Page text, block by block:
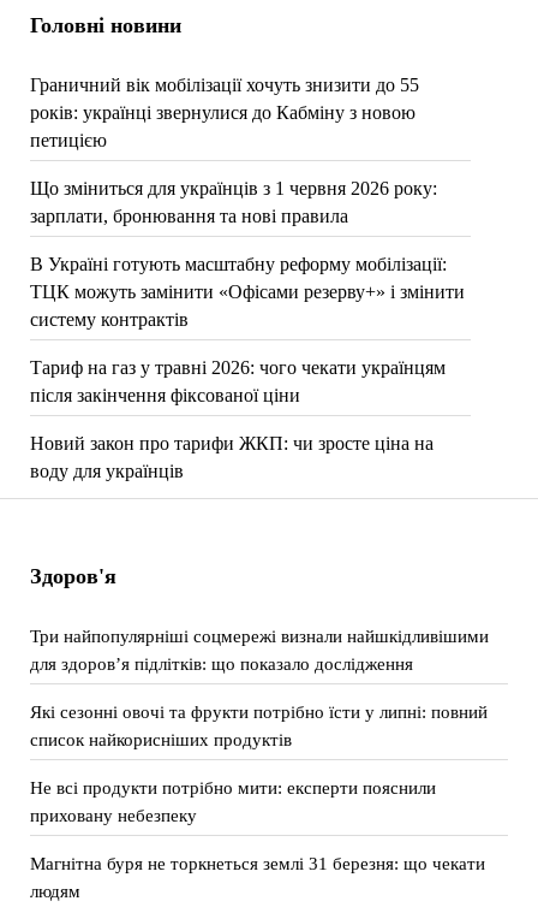
Головні новини
Граничний вік мобілізації хочуть знизити до 55
років: українці звернулися до Кабміну з новою
петицією
Що зміниться для українців з 1 червня 2026 року:
зарплати, бронювання та нові правила
В Україні готують масштабну реформу мобілізації:
ТЦК можуть замінити «Офісами резерву+» і змінити
систему контрактів
Тариф на газ у травні 2026: чого чекати українцям
після закінчення фіксованої ціни
Новий закон про тарифи ЖКП: чи зросте ціна на
воду для українців
Здоров'я
Три найпопулярніші соцмережі визнали найшкідливішими
для здоров’я підлітків: що показало дослідження
Які сезонні овочі та фрукти потрібно їсти у липні: повний
список найкорисніших продуктів
Не всі продукти потрібно мити: експерти пояснили
приховану небезпеку
Магнітна буря не торкнеться землі 31 березня: що чекати
людям